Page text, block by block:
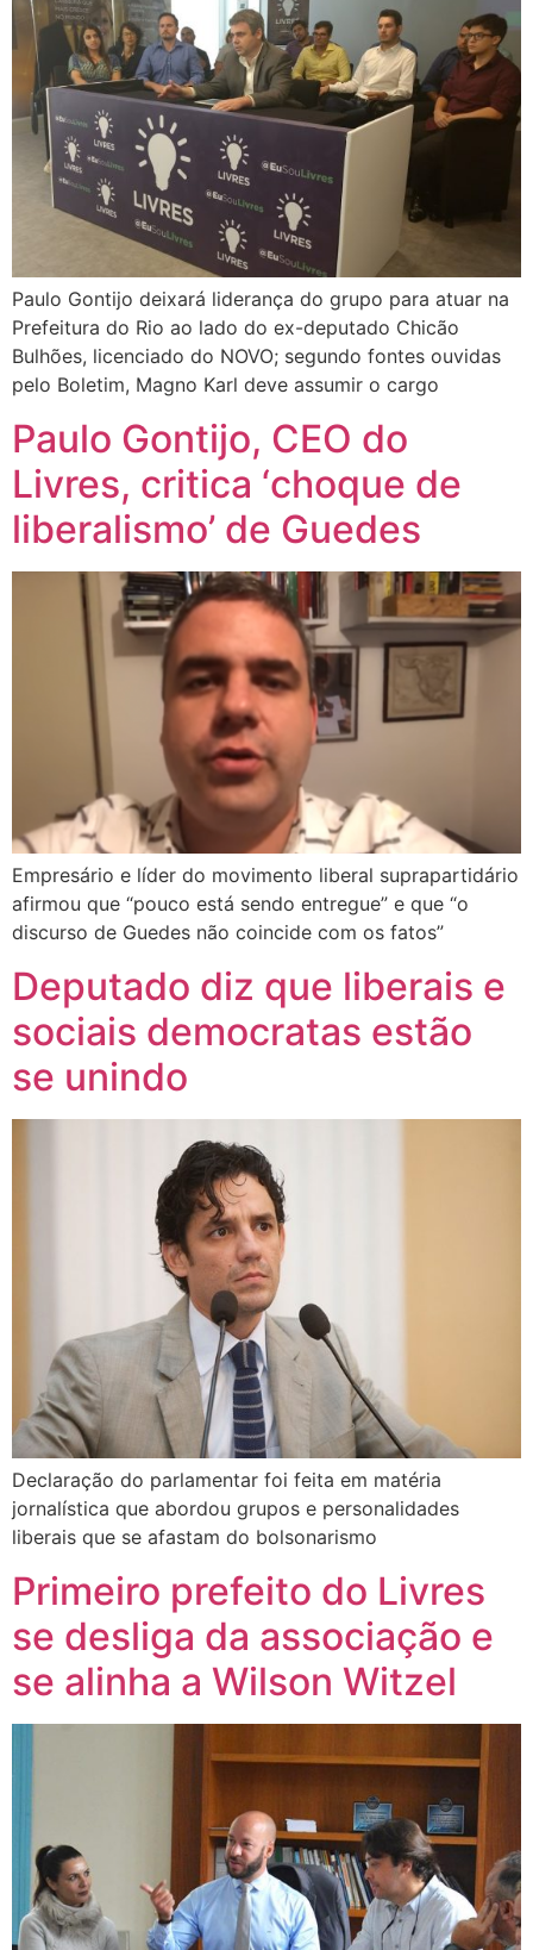
Paulo Gontijo deixará liderança do grupo para atuar na
Prefeitura do Rio ao lado do ex-deputado Chicão
Bulhões, licenciado do NOVO; segundo fontes ouvidas
pelo Boletim, Magno Karl deve assumir o cargo
Paulo Gontijo, CEO do
Livres, critica ‘choque de
liberalismo’ de Guedes
Empresário e líder do movimento liberal suprapartidário
afirmou que “pouco está sendo entregue” e que “o
discurso de Guedes não coincide com os fatos”
Deputado diz que liberais e
sociais democratas estão
se unindo
Declaração do parlamentar foi feita em matéria
jornalística que abordou grupos e personalidades
liberais que se afastam do bolsonarismo
Primeiro prefeito do Livres
se desliga da associação e
se alinha a Wilson Witzel